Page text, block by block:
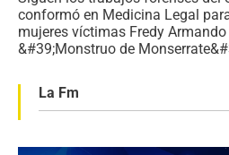
conformó en Medicina Legal
mujeres víctimas Fredy
&#39;Monstruo de
La Fm